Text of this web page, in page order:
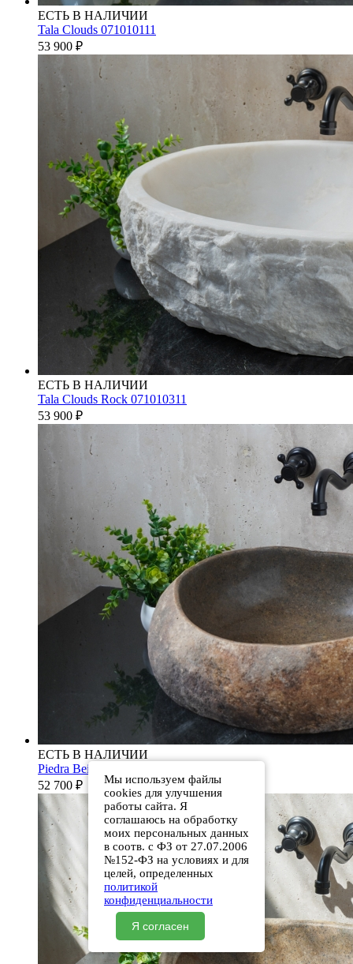
ЕСТЬ В НАЛИЧИИ
Tala Clouds 071010111
53 900 ₽
ЕСТЬ В НАЛИЧИИ
Tala Clouds Rock 071010311
53 900 ₽
ЕСТЬ В НАЛИЧИИ
Piedra Beige S286 00501111613
52 700 ₽
Мы используем файлы
cookies для улучшения
работы сайта. Я
соглашаюсь на обработку
моих персональных данных
в соотв. с ФЗ от 27.07.2006
№152-ФЗ на условиях и для
целей, определенных
политикой
конфиденциальности
Я согласен